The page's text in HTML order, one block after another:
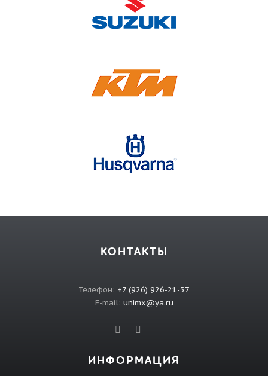
КОНТАКТЫ
Телефон: +7 (926) 926-21-37
E-mail: unimx@ya.ru
ИНФОРМАЦИЯ